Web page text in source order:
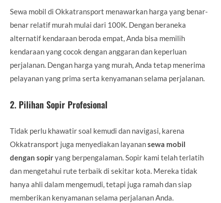
Sewa mobil di Okkatransport menawarkan harga yang benar-
benar relatif murah mulai dari 100K. Dengan beraneka
alternatif kendaraan beroda empat, Anda bisa memilih
kendaraan yang cocok dengan anggaran dan keperluan
perjalanan. Dengan harga yang murah, Anda tetap menerima
pelayanan yang prima serta kenyamanan selama perjalanan.
2. Pilihan Sopir Profesional
Tidak perlu khawatir soal kemudi dan navigasi, karena
Okkatransport juga menyediakan layanansewa mobil
dengan sopiryang berpengalaman. Sopir kami telah terlatih
dan mengetahui rute terbaik di sekitar kota. Mereka tidak
hanya ahli dalam mengemudi, tetapi juga ramah dan siap
memberikan kenyamanan selama perjalanan Anda.